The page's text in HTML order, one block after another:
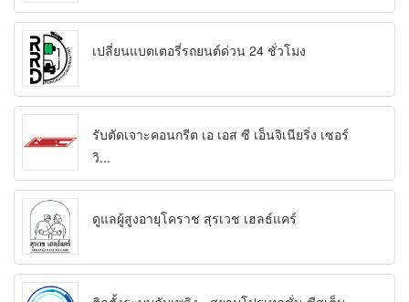
เปลี่ยนแบตเตอรี่รถยนต์ด่วน 24 ชั่วโมง
รับตัดเจาะคอนกรีต เอ เอส ซี เอ็นจิเนียริ่ง เซอร์
วิ...
ดูแลผู้สูงอายุโคราช สุรเวช เฮลธ์แคร์